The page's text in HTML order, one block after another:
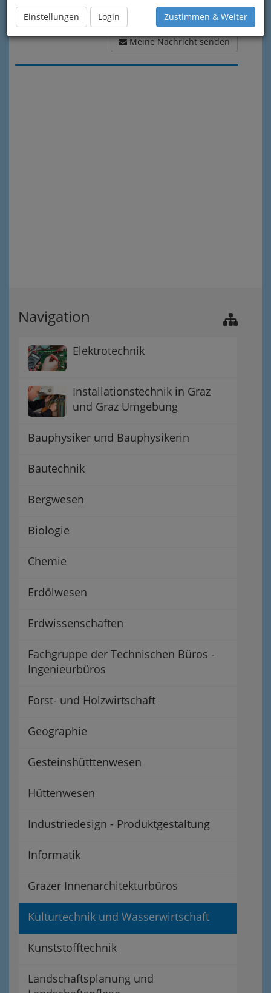
Einstellungen Login Zustimmen & Weiter
Meine Nachricht senden
Navigation
Elektrotechnik
Installationstechnik in Graz
und Graz Umgebung
Bauphysiker und Bauphysikerin
Bautechnik
Bergwesen
Biologie
Chemie
Erdölwesen
Erdwissenschaften
Fachgruppe der Technischen Büros -
Ingenieurbüros
Forst- und Holzwirtschaft
Geographie
Gesteinshütttenwesen
Hüttenwesen
Industriedesign - Produktgestaltung
Informatik
Grazer Innenarchitekturbüros
Kulturtechnik und Wasserwirtschaft
Kunststofftechnik
Landschaftsplanung und